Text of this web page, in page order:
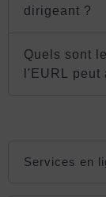
dirigeant ?
Quels sont
l'EURL peut
Services en